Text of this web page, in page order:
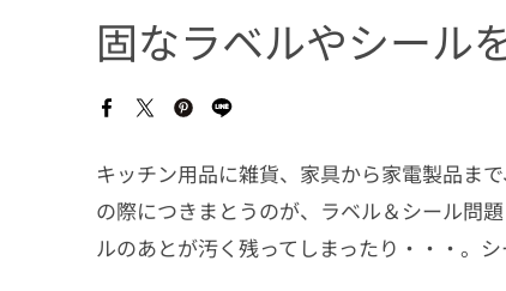
固なラベルやシール
キッチン用品に雑貨、家具から家電製品ま
の際につきまとうのが、ラベル＆シール問
ルのあとが汚く残ってしまったり・・・。